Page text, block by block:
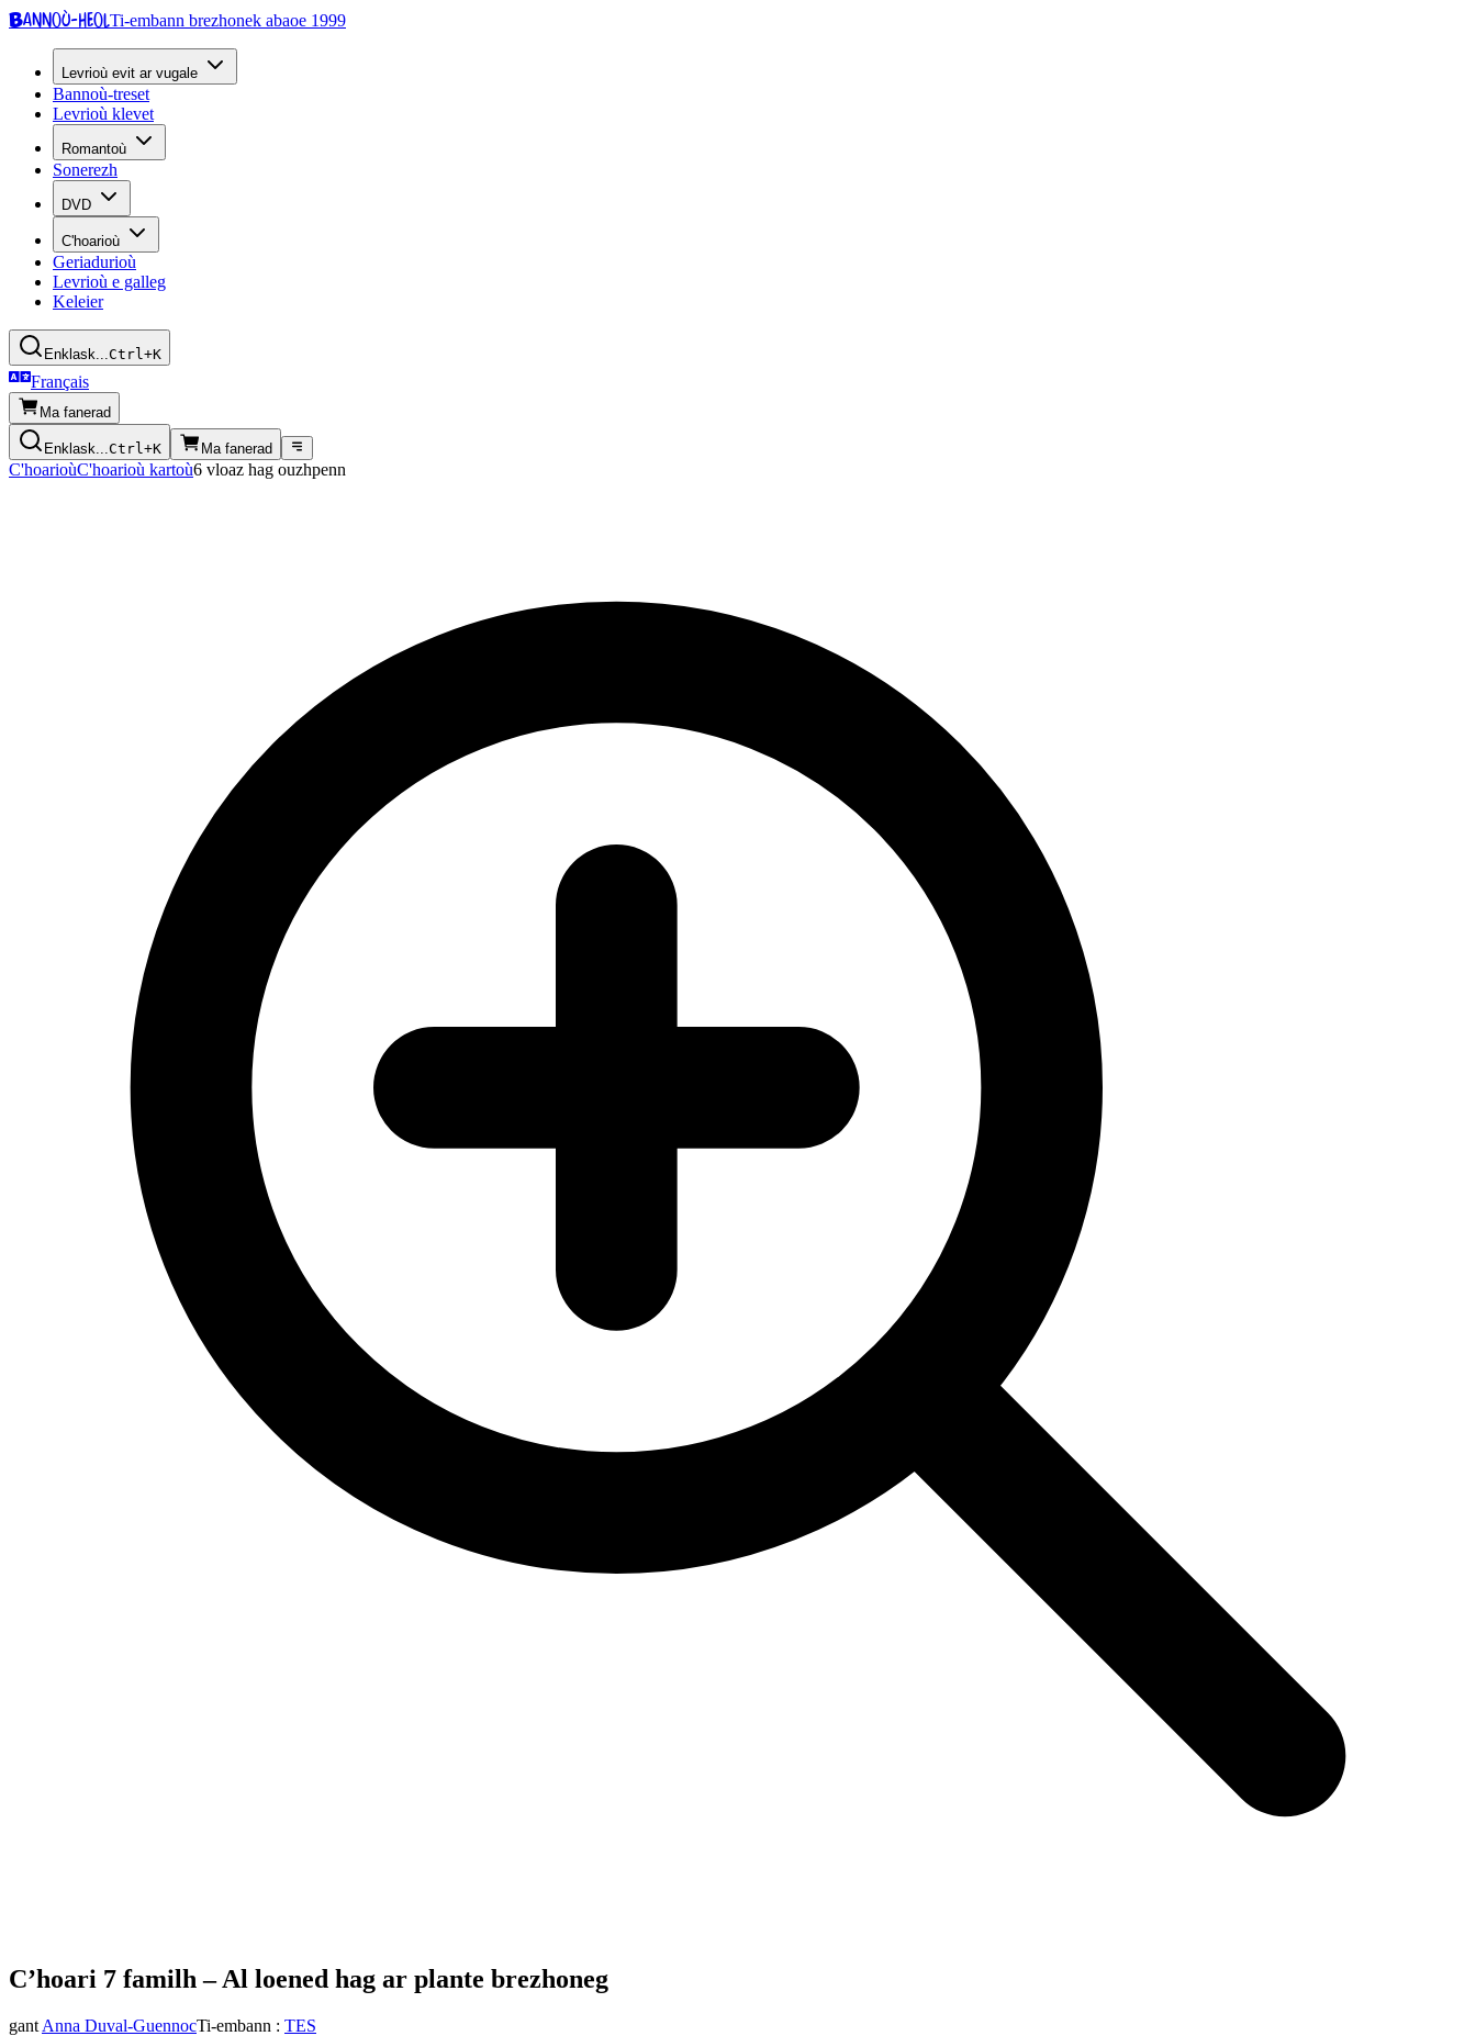
Bannoù-heolTi-embann brezhonek abaoe 1999
Levrioù evit ar vugale
Bannoù-treset
Levrioù klevet
Romantoù
Sonerezh
DVD
C'hoarioù
Geriadurioù
Levrioù e galleg
Keleier
Enklask...Ctrl+K
Français
Ma fanerad
Enklask...Ctrl+K Ma fanerad
C'hoarioùC'hoarioù kartoù6 vloaz hag ouzhpenn
C’hoari 7 familh – Al loened hag ar plante brezhoneg
gant Anna Duval-GuennocTi-embann : TES